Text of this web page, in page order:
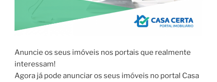
Anuncie os seus imóveis nos portais que realmente
interessam!
Agora já pode anunciar os seus imóveis no portal Casa